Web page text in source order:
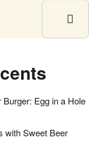
Egg in a Hole
with Sweet Beer